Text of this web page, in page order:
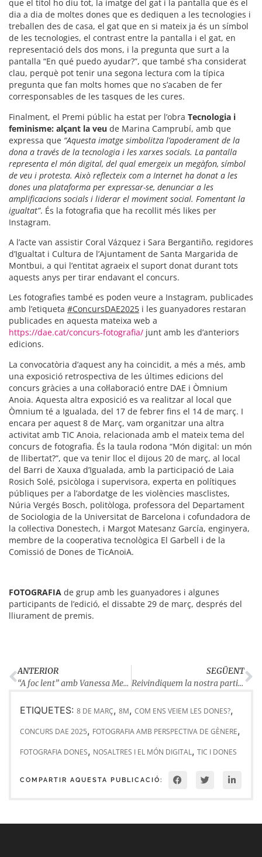
que el títol ho diu tot, la imatge del gat i la pantalla que és el
dia a dia de moltes dones que es dediquen a les tecnologies i
treballen des de casa, el gat que en si mateix ja és un símbol
de les tecnologies, el contrast entre la pantalla i el gat, en
representació dels dos mons, i la pregunta que surt a la
pantalla “En qué puedo ayudar?”, que també s’ha considerat
clau, perquè pot tenir una segona lectura com la típica
pregunta que fan molts homes que no s’acaben de fer
corresponsables de les tasques de les cures.
Finalment, el Premi públic ha estat per l’obra Tecnologia i
feminisme: alçant la veu de Marina Camprubí, amb que
expressa que “Aquesta imatge simbolitza l’apoderament de la
dona a través de la tecnologia i les xarxes socials. La pantalla
representa el món digital, del qual emergeix un megàfon, símbol
de veu i protesta. Això reflecteix com a Internet ha donat a les
dones una plataforma per expressar-se, denunciar a les
amplificacions socials i liderar el moviment social. Fomentant la
igualtat”. És la fotografia que ha recollit més likes per
Instagram.
A l’acte van assistir Coral Vázquez i Sara Bergantiño, regidores
d’Igualtat i Cultura de l’Ajuntament de Santa Margarida de
Montbui, a qui l’entitat agraeix el suport donat durant tots
aquests anys per tirar endavant el concurs.
Les fotografies també es poden veure a Instagram, publicades
amb l’etiqueta #ConcursDAE2025 i les guanyadores restaran
publicades en aquesta mateixa web a
https://dae.cat/concurs-fotografia/ junt amb les d’anteriors
edicions.
La convocatòria d’aquest any ha coincidit, a més a més, amb
una exposició retrospectiva de les últimes edicions del
concurs gràcies a una col·laboració entre DAE i Òmnium
Anoia. Aquesta altra exposició es va realitzar al local que
Òmnium té a Igualada, del 17 de febrer fins el 14 de març. I
encara per aquest 8 de Març, vam organitzar una altra
activitat amb TIC Anoia, relacionada amb el mateix tema del
concurs de fotografia. És la taula rodona “Món digital: un món
de llibertat?”, que va tenir lloc el dijous 20 de març, al local
del Barri de Xauxa d’Igualada, amb la participació de Laia
Rosich Solé, psicòloga i supervisora, experta en polítiques
públiques per a l’abordatge de les violències masclistes,
Núria Vergés Bosch, politòloga, professora del Departament
de Sociologia de la Universitat de Barcelona i cofundadora de
la col·lectiva Donestech, i Margot Matesanz García, enginyera,
membre de la cooperativa tecnològica El Garbell i de la
Comissió de Dones de TicAnoiA.
FOTOGRAFIA de grup amb les guanyadores i algunes
participants de l’edició, el dissabte 29 de març, després del
lliurament de premis.
ANTERIOR
“A foc lent” amb Vanessa Mendoza Cortés, absolta
SEGÜENT
Reivindiquem la nostra participació a les TIC amb llibertat i igualtat
ETIQUETES: 8 DE MARÇ, 8M, COM ENS VEIEM LES DONES?,
CONCURS DAE 2025, FOTOGRAFIA AMB PERSPECTIVA DE GÈNERE,
FOTOGRAFIA DONES, NOSALTRES I EL MÓN DIGITAL, TIC I DONES
COMPARTIR AQUESTA PUBLICACIÓ: